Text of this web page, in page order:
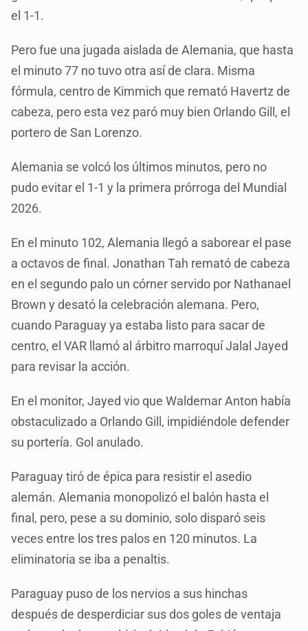
el 1-1.
Pero fue una jugada aislada de Alemania, que hasta
el minuto 77 no tuvo otra así de clara. Misma
fórmula, centro de Kimmich que remató Havertz de
cabeza, pero esta vez paró muy bien Orlando Gill, el
portero de San Lorenzo.
Alemania se volcó los últimos minutos, pero no
pudo evitar el 1-1 y la primera prórroga del Mundial
2026.
En el minuto 102, Alemania llegó a saborear el pase
a octavos de final. Jonathan Tah remató de cabeza
en el segundo palo un córner servido por Nathanael
Brown y desató la celebración alemana. Pero,
cuando Paraguay ya estaba listo para sacar de
centro, el VAR llamó al árbitro marroquí Jalal Jayed
para revisar la acción.
En el monitor, Jayed vio que Waldemar Anton había
obstaculizado a Orlando Gill, impidiéndole defender
su portería. Gol anulado.
Paraguay tiró de épica para resistir el asedio
alemán. Alemania monopolizó el balón hasta el
final, pero, pese a su dominio, solo disparó seis
veces entre los tres palos en 120 minutos. La
eliminatoria se iba a penaltis.
Paraguay puso de los nervios a sus hinchas
después de desperdiciar sus dos goles de ventaja